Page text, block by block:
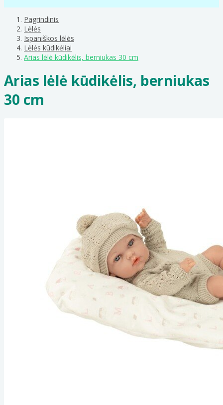
Pagrindinis
Lėlės
Ispaniškos lėlės
Lėlės kūdikėliai
Arias lėlė kūdikėlis, berniukas 30 cm
Arias lėlė kūdikėlis, berniukas
30 cm